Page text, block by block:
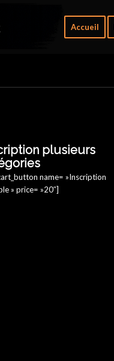
Accueil
plusieurs
name= »Inscription
» price= »20″]